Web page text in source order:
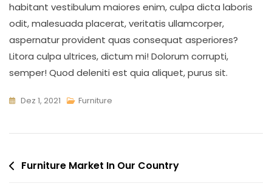
habitant vestibulum maiores enim, culpa dicta laboris
odit, malesuada placerat, veritatis ullamcorper,
aspernatur provident quas consequat asperiores?
Litora culpa ultrices, dictum mi! Dolorum corrupti,
semper! Quod deleniti est quia aliquet, purus sit.
Dez 1, 2021 Furniture
Furniture Market In Our Country